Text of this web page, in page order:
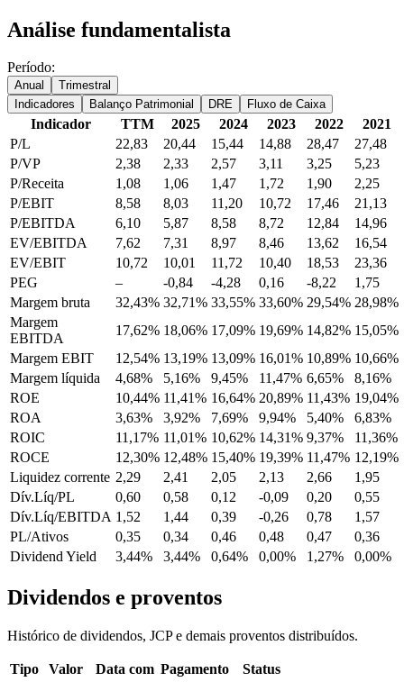
Análise fundamentalista
Período:
Anual
Trimestral
Indicadores
Balanço Patrimonial DRE Fluxo de Caixa
Indicador TTM 2025 2024 2023 2022
2021
P/L
22,83 20,44 15,44 14,88 28,47
27,48
P/VP
2,38 2,33 2,57 3,11 3,25
5,23
P/Receita
1,08 1,06 1,47 1,72 1,90
2,25
P/EBIT
8,58 8,03 11,20 10,72 17,46
21,13
P/EBITDA
6,10 5,87 8,58 8,72 12,84
14,96
EV/EBITDA
7,62 7,31 8,97 8,46 13,62
16,54
EV/EBIT
10,72 10,01 11,72 10,40 18,53
23,36
PEG
– -0,84 -4,28 0,16 -8,22
1,75
Margem bruta
32,43% 32,71% 33,55% 33,60% 29,54% 28,98%
Margem
EBITDA
17,62% 18,06% 17,09% 19,69% 14,82% 15,05%
Margem EBIT
12,54% 13,19% 13,09% 16,01% 10,89% 10,66%
Margem líquida
4,68% 5,16% 9,45% 11,47% 6,65%
8,16%
ROE
10,44% 11,41% 16,64% 20,89% 11,43% 19,04%
ROA
3,63% 3,92% 7,69% 9,94% 5,40%
6,83%
ROIC
11,17% 11,01% 10,62% 14,31% 9,37%
11,36%
ROCE
12,30% 12,48% 15,40% 19,39% 11,47% 12,19%
Liquidez corrente 2,29 2,41 2,05 2,13 2,66
1,95
Dív.Líq/PL
0,60 0,58 0,12 -0,09 0,20
0,55
Dív.Líq/EBITDA 1,52 1,44 0,39 -0,26 0,78
1,57
PL/Ativos
0,35 0,34 0,46 0,48 0,47
0,36
Dividend Yield
3,44% 3,44% 0,64% 0,00% 1,27% 0,00%
Dividendos e proventos
Histórico de dividendos, JCP e demais proventos distribuídos.
Tipo Valor Data com Pagamento
Status